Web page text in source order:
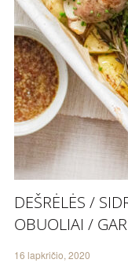
DEŠRĖLĖS /
OBUOLIAI /
16 lapkričio, 2020